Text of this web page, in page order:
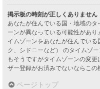
掲示板の時刻が正しくありません
あなたが住んでいる国・地域の
ーンが異なっている可能性があ
イムゾーンをあなたが住んでい
ク、シドニーなど） のタイムゾ
もそうですがタイムゾーンの変
ザー登録がお済みでないならこの
ページトップ